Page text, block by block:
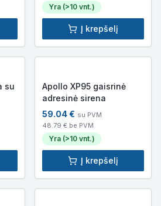
Yra (>10 vnt.)
Į krepšelį
su
Apollo XP95 gaisrinė
adresinė sirena
59.04€ su PVM
48.79 € be PVM
Yra (>10 vnt.)
Į krepšelį